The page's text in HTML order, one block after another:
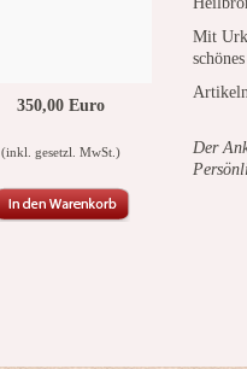
350,00 Euro
(inkl. gesetzl. MwSt.)
Mit
Der